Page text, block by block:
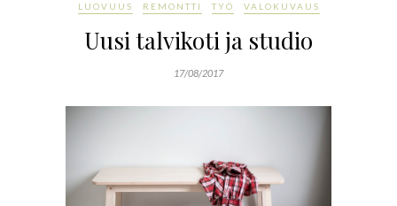
LUOVUUS REMONTTI TYÖ VALOKUVAUS
Uusi talvikoti ja studio
17/08/2017